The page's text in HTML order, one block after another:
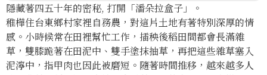
隱藏著四五十年的密秘, 打開「潘朵拉盒子」。
稚樺住台東鄉村家裡自務農，對這片土地有著特別深厚的情
感。小時候常在田裡幫忙工作，插秧後稻田間都會長滿雜
草，雙膝跪著在田泥中、雙手塗抹抽草，再把這些雜草塞入
泥濘中，指甲肉也因此被磨短。隨著時間推移，越來越多人